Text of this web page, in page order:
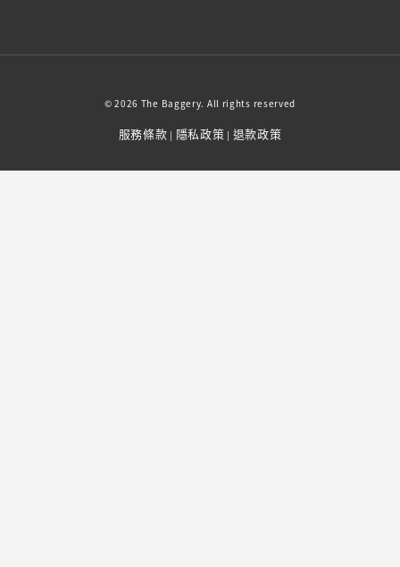
© 2026 The Baggery. All rights reserved
服務條款 | 隱私政策 | 退款政策